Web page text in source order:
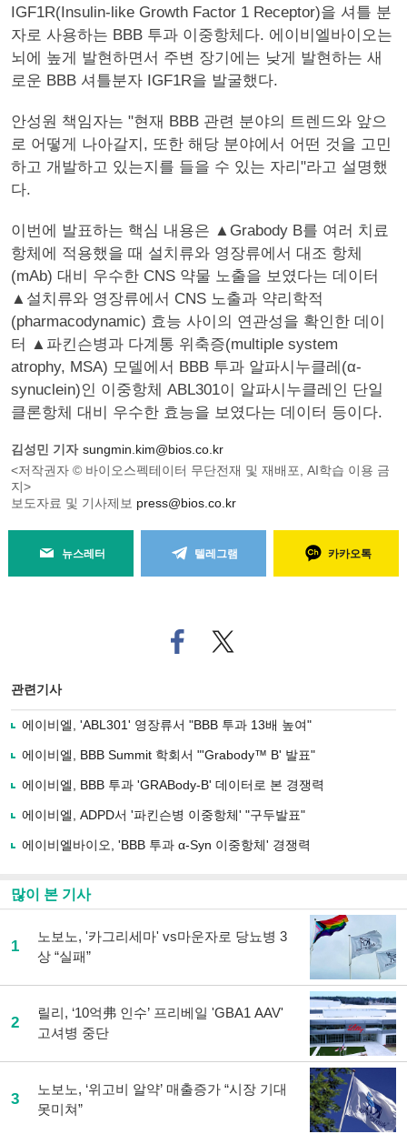
IGF1R(Insulin-like Growth Factor 1 Receptor)을 셔틀 분
자로 사용하는 BBB 투과 이중항체다. 에이비엘바이오는
뇌에 높게 발현하면서 주변 장기에는 낮게 발현하는 새
로운 BBB 셔틀분자 IGF1R을 발굴했다.
안성원 책임자는 "현재 BBB 관련 분야의 트렌드와 앞으
로 어떻게 나아갈지, 또한 해당 분야에서 어떤 것을 고민
하고 개발하고 있는지를 들을 수 있는 자리"라고 설명했
다.
이번에 발표하는 핵심 내용은 ▲Grabody B를 여러 치료
항체에 적용했을 때 설치류와 영장류에서 대조 항체
(mAb) 대비 우수한 CNS 약물 노출을 보였다는 데이터
▲설치류와 영장류에서 CNS 노출과 약리학적
(pharmacodynamic) 효능 사이의 연관성을 확인한 데이
터 ▲파킨슨병과 다계통 위축증(multiple system
atrophy, MSA) 모델에서 BBB 투과 알파시누클레(α-
synuclein)인 이중항체 ABL301이 알파시누클레인 단일
클론항체 대비 우수한 효능을 보였다는 데이터 등이다.
김성민 기자 sungmin.kim@bios.co.kr
<저작권자 © 바이오스펙테이터 무단전재 및 재배포, AI학습 이용 금
지>
보도자료 및 기사제보 press@bios.co.kr
뉴스레터 텔레그램 카카오톡
페
이
로
기
사
유
기
트위
터로
관련기사
에이비엘, 'ABL301' 영장류서 "BBB 투과 13배 높여"
에이비엘, BBB Summit 학회서 "'Grabody™ B' 발표"
에이비엘, BBB 투과 'GRABody-B' 데이터로 본 경쟁력
에이비엘, ADPD서 '파킨슨병 이중항체' "구두발표"
에이비엘바이오, 'BBB 투과 α-Syn 이중항체' 경쟁력
많이 본 기사
1
노보노, '카그리세마' vs마운자로 당뇨병 3
상 “실패”
2
릴리, ‘10억弗 인수’ 프리베일 'GBA1 AAV'
고셔병 중단
3
노보노, ‘위고비 알약’ 매출증가 “시장 기대
못미쳐”